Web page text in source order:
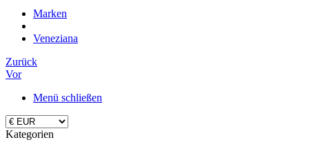
Marken
Veneziana
Zurück
Vor
Menü schließen
Kategorien